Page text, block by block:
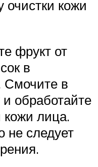
очистки кожи
фрукт от
в
Смочите в
обработайте
кожи лица.
не следует